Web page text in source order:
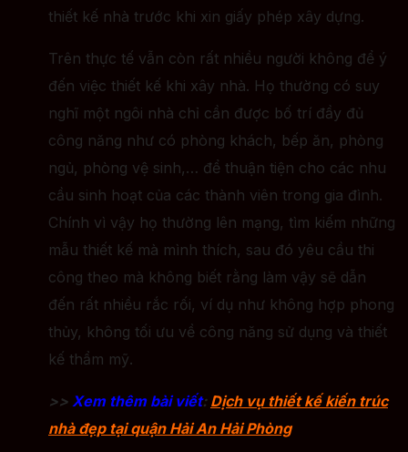
thiết kế nhà trước khi xin giấy phép xây dựng.
Trên thực tế vẫn còn rất nhiều người không để ý
đến việc thiết kế khi xây nhà. Họ thường có suy
nghĩ một ngôi nhà chỉ cần được bố trí đầy đủ
công năng như có phòng khách, bếp ăn, phòng
ngủ, phòng vệ sinh,… để thuận tiện cho các nhu
cầu sinh hoạt của các thành viên trong gia đình.
Chính vì vậy họ thường lên mạng, tìm kiếm những
mẫu thiết kế mà mình thích, sau đó yêu cầu thi
công theo mà không biết rằng làm vậy sẽ dẫn
đến rất nhiều rắc rối, ví dụ như không hợp phong
thủy, không tối ưu về công năng sử dụng và thiết
kế thẩm mỹ.
>> Xem thêm bài viết: Dịch vụ thiết kế kiến trúc
nhà đẹp tại quận Hải An Hải Phòng